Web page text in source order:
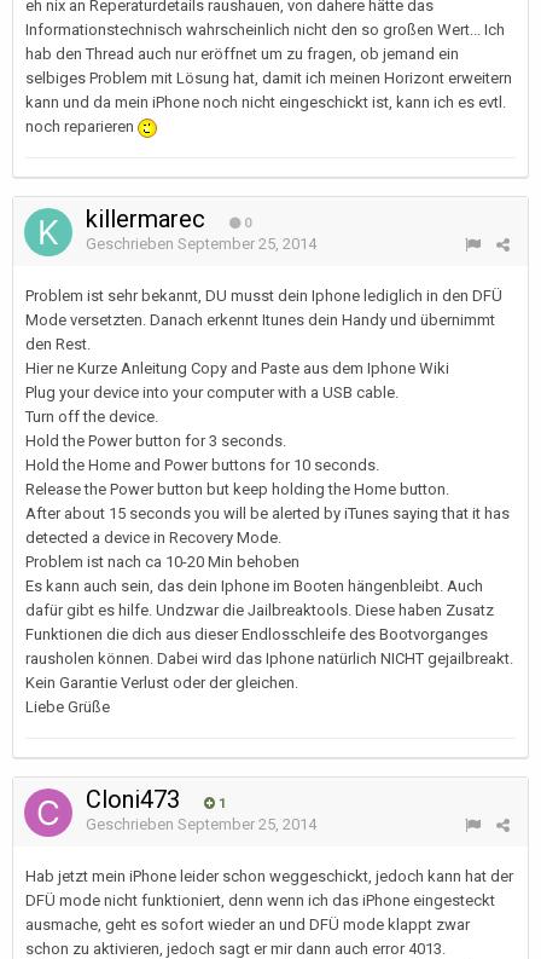
eh nix an Reperaturdetails raushauen, von dahere hätte das
Informationstechnisch wahrscheinlich nicht den so großen Wert... Ich
hab den Thread auch nur eröffnet um zu fragen, ob jemand ein
selbiges Problem mit Lösung hat, damit ich meinen Horizont erweitern
kann und da mein iPhone noch nicht eingeschickt ist, kann ich es evtl.
noch reparieren
killermarec 0
Geschrieben September 25, 2014
Problem ist sehr bekannt, DU musst dein Iphone lediglich in den DFÜ
Mode versetzten. Danach erkennt Itunes dein Handy und übernimmt
den Rest.
Hier ne Kurze Anleitung Copy and Paste aus dem Iphone Wiki
Plug your device into your computer with a USB cable.
Turn off the device.
Hold the Power button for 3 seconds.
Hold the Home and Power buttons for 10 seconds.
Release the Power button but keep holding the Home button.
After about 15 seconds you will be alerted by iTunes saying that it has
detected a device in Recovery Mode.
Problem ist nach ca 10-20 Min behoben
Es kann auch sein, das dein Iphone im Booten hängenbleibt. Auch
dafür gibt es hilfe. Undzwar die Jailbreaktools. Diese haben Zusatz
Funktionen die dich aus dieser Endlosschleife des Bootvorganges
rausholen können. Dabei wird das Iphone natürlich NICHT gejailbreakt.
Kein Garantie Verlust oder der gleichen.
Liebe Grüße
Cloni473 1
Geschrieben September 25, 2014
Hab jetzt mein iPhone leider schon weggeschickt, jedoch kann hat der
DFÜ mode nicht funktioniert, denn wenn ich das iPhone eingesteckt
ausmache, geht es sofort wieder an und DFÜ mode klappt zwar
schon zu aktivieren, jedoch sagt er mir dann auch error 4013.